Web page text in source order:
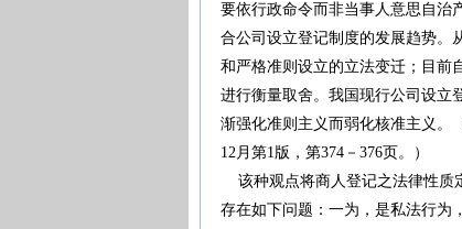
要依行政命令而非当事人意思自治
合公司设立登记制度的发展趋势。
和严格准则设立的立法变迁；目前
进行衡量取舍。我国现行公司设立
渐强化准则主义而弱化核准主义。
12月第1版，第374－376页。）
该种观点将商人登记之法律性质
存在如下问题：一为，是私法行为